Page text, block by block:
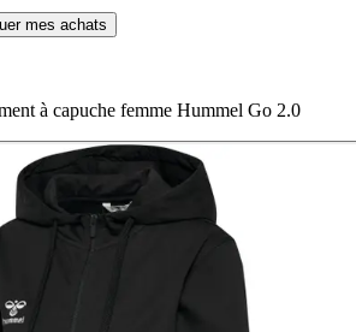
mes achats
à capuche femme Hummel Go 2.0